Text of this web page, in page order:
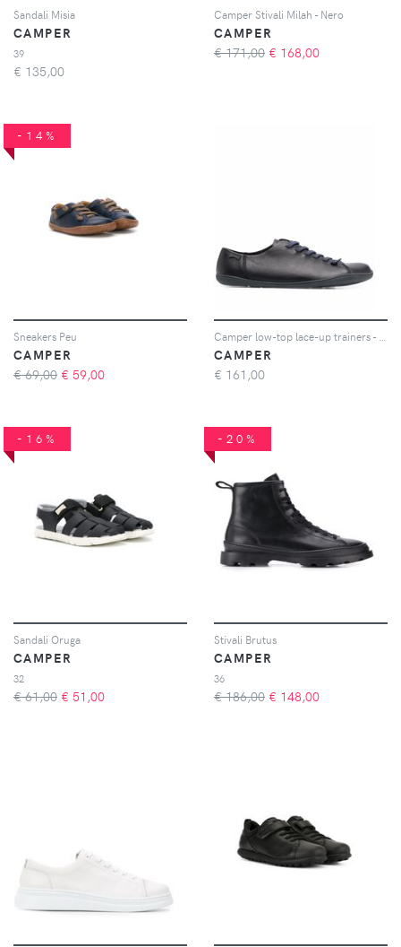
Sandali Misia
CAMPER
39
€ 135,00
Camper Stivali Milah - Nero
CAMPER
€ 171,00 € 168,00
-14%
Sneakers Peu
CAMPER
€ 69,00 € 59,00
CAMPER
€ 161,00
-16%
Sandali Oruga
CAMPER
32
€ 61,00 € 51,00
-20%
Stivali Brutus
CAMPER
36
€ 186,00 € 148,00